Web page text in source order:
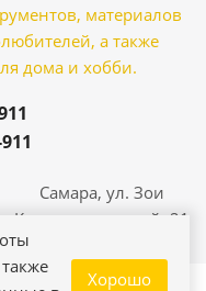
материалов
а также
дома и хобби.
Самара, ул. Зои
Космодемьянской, 21
Хорошо